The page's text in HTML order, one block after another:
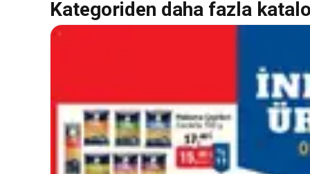
Kategoriden daha fazla